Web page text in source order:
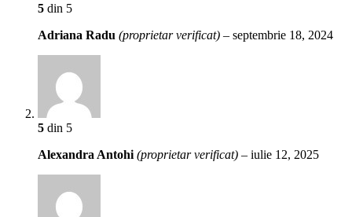
5 din 5
Adriana Radu (proprietar verificat) – septembrie 18, 2024
5 din 5
Alexandra Antohi (proprietar verificat) – iulie 12, 2025